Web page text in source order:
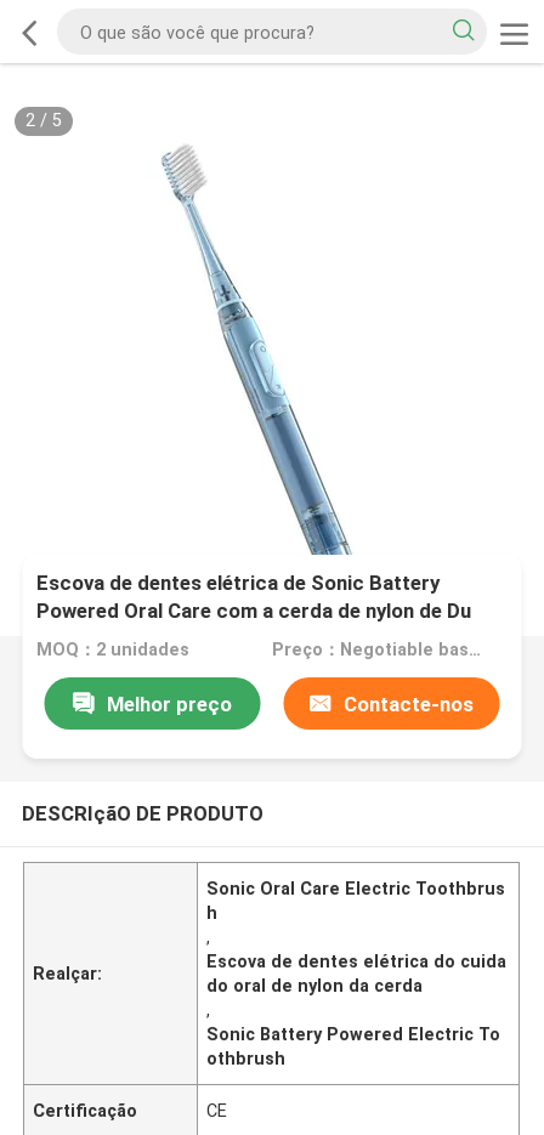
2/ 5
Escova de dentes elétrica de Sonic Battery
Powered Oral Care com a cerda de nylon de Du
Pont
MOQ：2 unidades Preço：Negotiable based on order lot quantity
Melhor preço Contacte-nos
DESCRIçãO DE PRODUTO
Realçar:
Sonic Oral Care Electric Toothbrus
h
,
Escova de dentes elétrica do cuida
do oral de nylon da cerda
,
Sonic Battery Powered Electric To
othbrush
Certificação CE